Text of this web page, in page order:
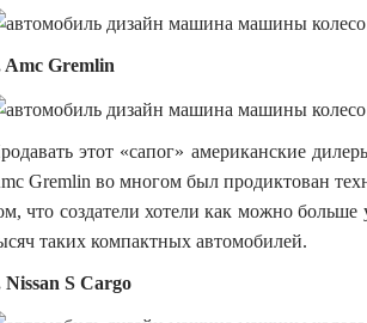
Amc Gremlin
этот «сапог» американские
Gremlin во многом был продиктован
что создатели хотели как можно
таких компактных автомобилей.
Nissan S Cargo